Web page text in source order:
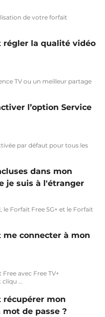
de votre forfait
régler la qualité vidéo
TV ou un meilleur partage
l’option Service
par défaut pour tous les
dans mon
je suis à l'étranger
Forfait Free 5G+ et le Forfait
me connecter à mon
avec Free TV+
cliqu ...
récupérer mon
de passe ?